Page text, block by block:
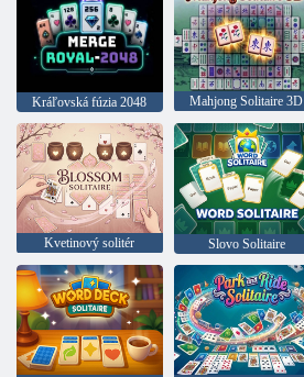
Kráľovská fúzia 2048 Mahjong Solitaire 3D
Kvetinový solitér Slovo Solitaire